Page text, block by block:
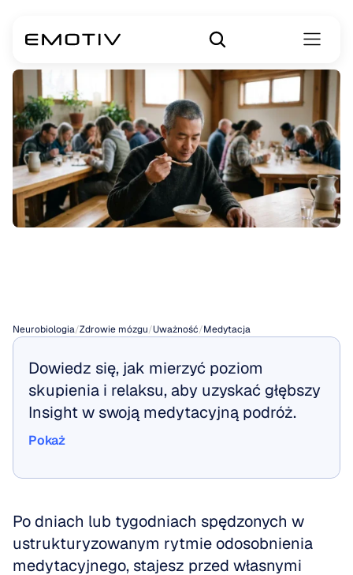
Neurobiologia/Zdrowie mózgu/Uważność/Medytacja
Dowiedz się, jak mierzyć poziom
skupienia i relaksu, aby uzyskać głębszy
Insight w swoją medytacyjną podróż.
Pokaż
Po dniach lub tygodniach spędzonych w
ustrukturyzowanym rytmie odosobnienia
medytacyjnego, stajesz przed własnymi